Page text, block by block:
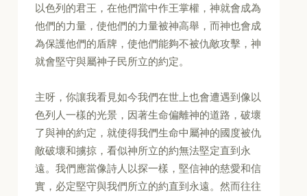
以色列的君王，在他們當中作王掌權，神就會成為
他們的力量，使他們的力量被神高舉，而神也會成
為保護他們的盾牌，使他們能夠不被仇敵攻擊，神
就會堅守與屬神子民所立的約定。
主呀，你讓我看見如今我們在世上也會遭遇到像以
色列人一樣的光景，因著生命偏離神的道路，破壞
了與神的約定，就使得我們生命中屬神的國度被仇
敵破壞和擄掠，看似神所立的約無法堅定直到永
遠。我們應當像詩人以探一樣，堅信神的慈愛和信
實，必定堅守與我們所立的約直到永遠。然而往往